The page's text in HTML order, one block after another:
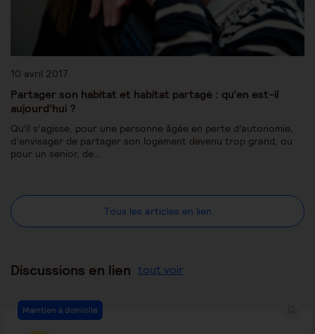
10 avril 2017
Partager son habitat et habitat partagé : qu’en est-il
aujourd’hui ?
Qu’il s’agisse, pour une personne âgée en perte d'autonomie,
d’envisager de partager son logement devenu trop grand, ou
pour un senior, de…
Tous les articles en lien
Discussions en lien tout voir
Maintien à domicile